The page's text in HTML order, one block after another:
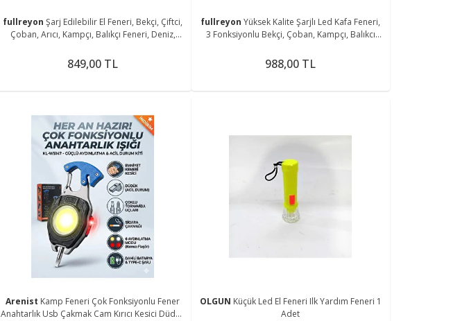
fullreyonŞarj Edilebilir El Feneri, Bekçi, Çiftci,
Çoban, Arıcı, Kampçı, Balıkçı Feneri, Deniz,
849,00 TL
fullreyonYüksek Kalite Şarjlı Led Kafa Feneri,
3 Fonksiyonlu Bekçi, Çoban, Kampçı, Balıkcı
988,00 TL
Arenist Kamp Feneri Çok Fonksiyonlu Fener
Anahtarlık Usb Çakmak Cam Kırıcı Kesici Düdük
OLGUN Küçük Led El Feneri Ilk Yardım Feneri 1
Adet